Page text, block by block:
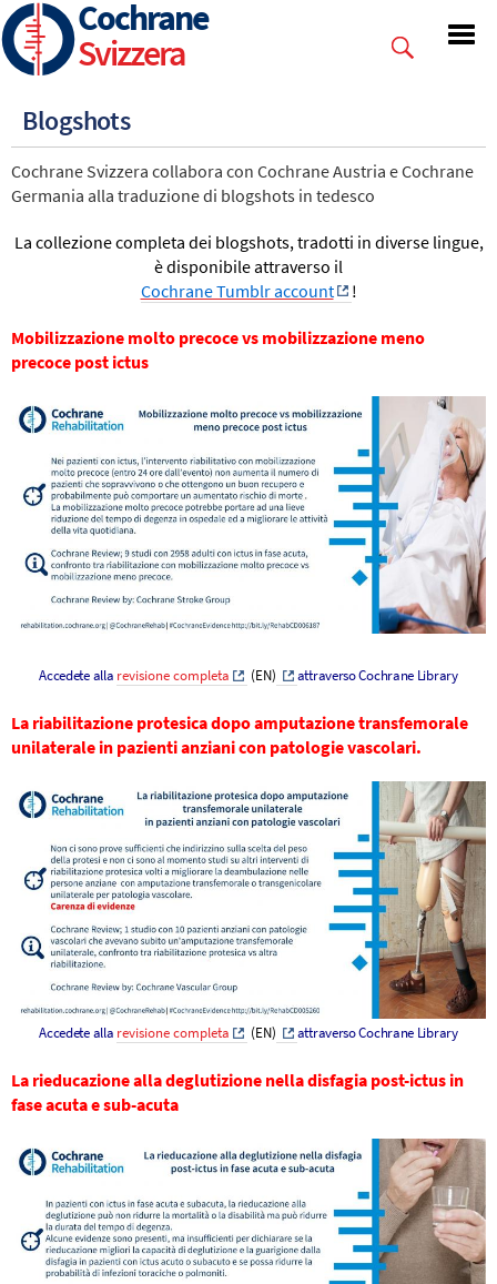
Skip
to
main
Cochrane
Svizzera
Blogshots
Cochrane Svizzera collabora con Cochrane Austria e Cochrane
Germania alla traduzione di blogshots in tedesco
La collezione completa dei blogshots, tradotti in diverse lingue,
è disponibile attraverso il
Cochrane Tumblr account
!
Mobilizzazione molto precoce vs mobilizzazione meno
precoce post ictus
Accedete alla revisione completa (EN) attraverso Cochrane Library
La riabilitazione protesica dopo amputazione transfemorale
unilaterale in pazienti anziani con patologie vascolari.
Accedete alla revisione completa (EN) attraverso Cochrane Library
La rieducazione alla deglutizione nella disfagia post-ictus in
fase acuta e sub-acuta